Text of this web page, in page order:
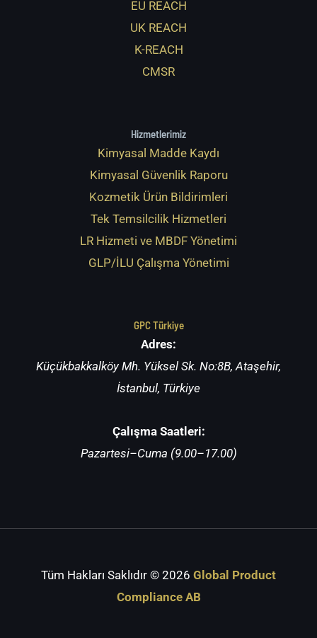
EU REACH
UK REACH
K-REACH
CMSR
Hizmetlerimiz
Kimyasal Madde Kaydı
Kimyasal Güvenlik Raporu
Kozmetik Ürün Bildirimleri
Tek Temsilcilik Hizmetleri
LR Hizmeti ve MBDF Yönetimi
GLP/İLU Çalışma Yönetimi
GPC Türkiye
Adres:
Küçükbakkalköy Mh. Yüksel Sk. No:8B, Ataşehir,
İstanbul, Türkiye
Çalışma Saatleri:
Pazartesi–Cuma (9.00–17.00)
Tüm Hakları Saklıdır © 2026 Global Product
Compliance AB